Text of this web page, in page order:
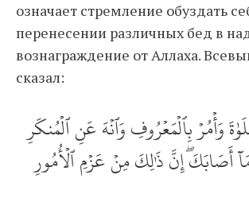
означает стремление обуздать
перенесении различных бед в
вознаграждение от Аллаха.
сказал:
وَأۡمُرۡ بِٱلۡمَعۡرُوفِ وَٱنۡهَ عَنِ ٱلۡمُنكَرِ
أَصَابَكَۖ إِنَّ ذَٰلِكَ مِنۡ عَزۡمِ ٱلۡأُمُورِ